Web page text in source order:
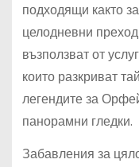
подходящи както
целодневни
възползват от
които разкриват
легендите за
панорамни гледки.
Забавления за